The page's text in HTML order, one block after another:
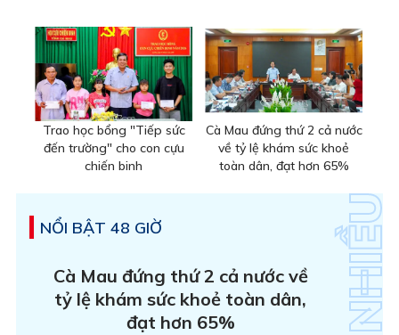
Trao học bổng "Tiếp sức
đến trường" cho con cựu
chiến binh
Cà Mau đứng thứ 2 cả nước
về tỷ lệ khám sức khoẻ
toàn dân, đạt hơn 65%
NỔI BẬT 48 GIỜ
Cà Mau đứng thứ 2 cả nước về
tỷ lệ khám sức khoẻ toàn dân,
đạt hơn 65%